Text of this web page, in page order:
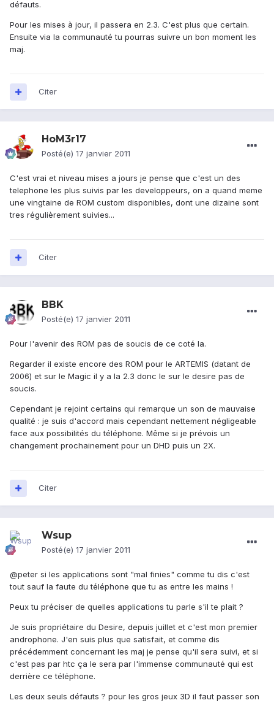
défauts.
Pour les mises à jour, il passera en 2.3. C'est plus que certain.
Ensuite via la communauté tu pourras suivre un bon moment les
maj.
Citer
HoM3r17
Posté(e) 17 janvier 2011
C'est vrai et niveau mises a jours je pense que c'est un des
telephone les plus suivis par les developpeurs, on a quand meme
une vingtaine de ROM custom disponibles, dont une dizaine sont
tres régulièrement suivies...
Citer
BBK
Posté(e) 17 janvier 2011
Pour l'avenir des ROM pas de soucis de ce coté la.
Regarder il existe encore des ROM pour le ARTEMIS (datant de
2006) et sur le Magic il y a la 2.3 donc le sur le desire pas de
soucis.
Cependant je rejoint certains qui remarque un son de mauvaise
qualité : je suis d'accord mais cependant nettement négligeable
face aux possibilités du téléphone. Même si je prévois un
changement prochainement pour un DHD puis un 2X.
Citer
Wsup
Posté(e) 17 janvier 2011
@peter si les applications sont "mal finies" comme tu dis c'est
tout sauf la faute du téléphone que tu as entre les mains !
Peux tu préciser de quelles applications tu parle s'il te plait ?
Je suis propriétaire du Desire, depuis juillet et c'est mon premier
androphone. J'en suis plus que satisfait, et comme dis
précédemment concernant les maj je pense qu'il sera suivi, et si
c'est pas par htc ça le sera par l'immense communauté qui est
derrière ce téléphone.
Les deux seuls défauts ? pour les gros jeux 3D il faut passer son